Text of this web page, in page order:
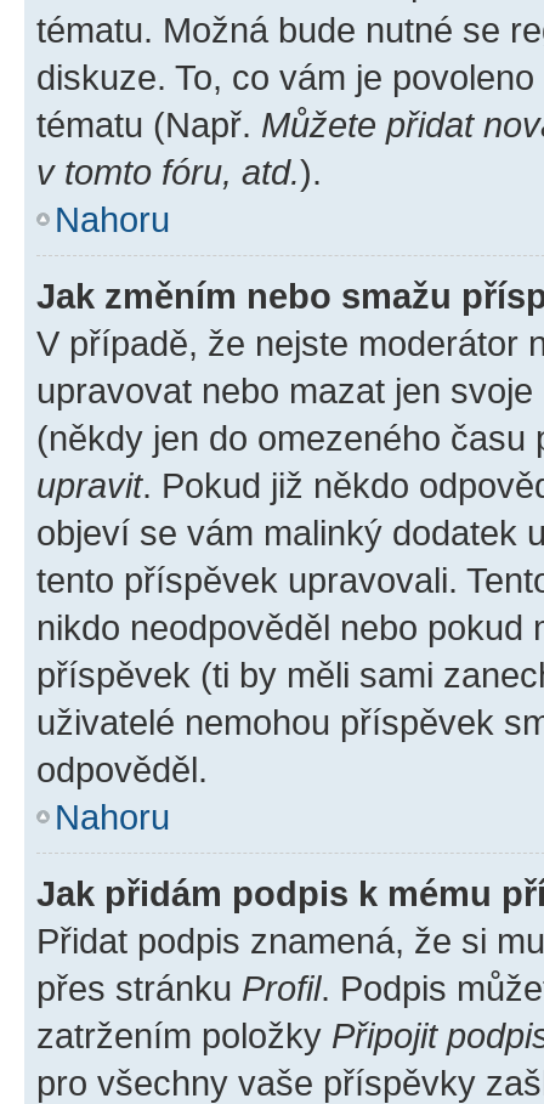
tématu. Možná bude nutné se
diskuze. To, co vám je
tématu (Např. Můžete přidat
v tomto fóru, atd.).
Nahoru
Jak změním nebo smažu
V případě, že nejste moderátor
upravovat nebo mazat jen
(někdy jen do omezeného
upravit. Pokud již někdo
objeví se vám malinký dodatek
tento příspěvek upravovali.
nikdo neodpověděl nebo pokud
příspěvek (ti by měli sami
uživatelé nemohou příspěvek
odpověděl.
Nahoru
Jak přidám podpis k mému
Přidat podpis znamená, že si
přes stránku Profil. Podpis
zatržením položky Připojit
pro všechny vaše příspěvky